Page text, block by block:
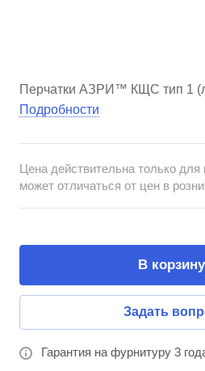
Перчатки АЗРИ™ КЩС тип 1
Подробности
Цена действительна только для
может отличаться от цен в
В корзину
Задать
Гарантия на фурнитуру 3